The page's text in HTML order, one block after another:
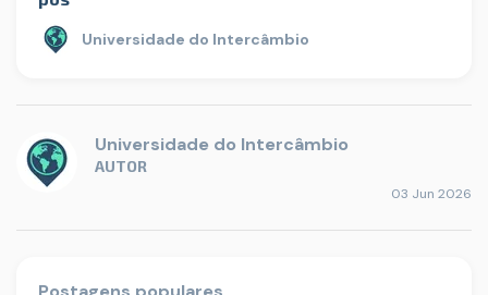
Universidade do Intercâmbio
Universidade do Intercâmbio
AUTOR
03 Jun 2026